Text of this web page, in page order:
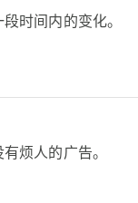
时间内的变化。
烦人的广告。